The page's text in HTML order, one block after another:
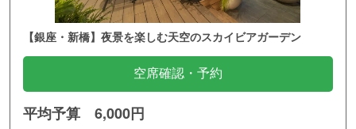
【銀座・新橋】夜景を楽しむ天空のスカイビアガーデン
空席確認・予約
平均予算 6,000円